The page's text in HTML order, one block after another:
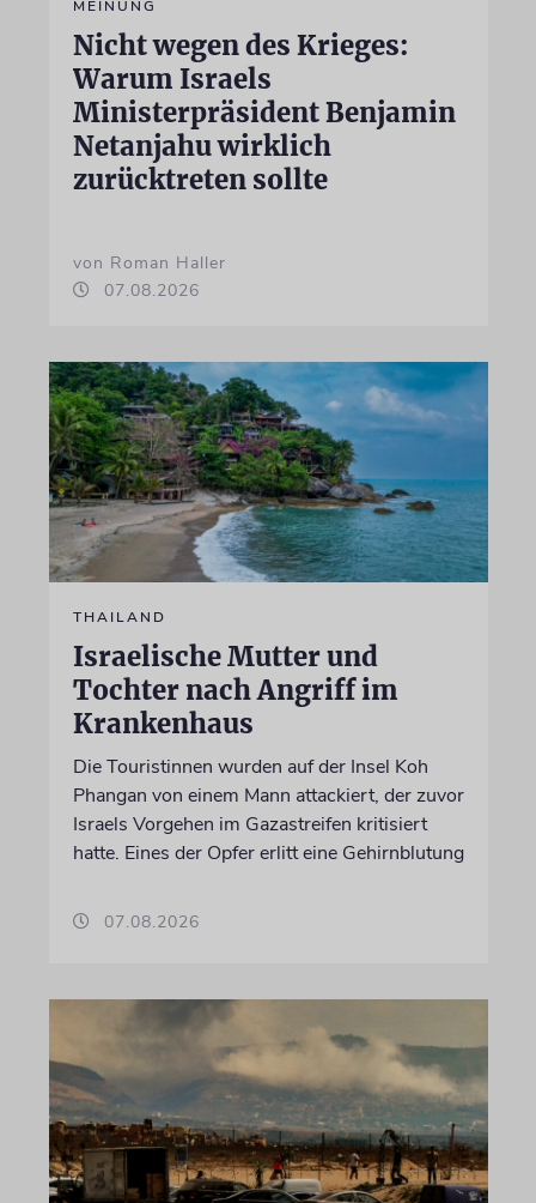
MEINUNG
Nicht wegen des Krieges:
Warum Israels
Ministerpräsident Benjamin
Netanjahu wirklich
zurücktreten sollte
von Roman Haller
07.08.2026
THAILAND
Israelische Mutter und
Tochter nach Angriff im
Krankenhaus
Die Touristinnen wurden auf der Insel Koh
Phangan von einem Mann attackiert, der zuvor
Israels Vorgehen im Gazastreifen kritisiert
hatte. Eines der Opfer erlitt eine Gehirnblutung
07.08.2026